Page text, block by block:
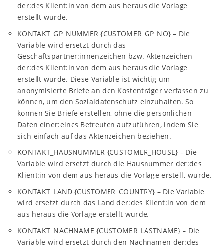
der:des Klient:in von dem aus heraus die Vorlage
erstellt wurde.
KONTAKT_GP_NUMMER {CUSTOMER_GP_NO} – Die
Variable wird ersetzt durch das
Geschäftspartner:innenzeichen bzw. Aktenzeichen
der:des Klient:in von dem aus heraus die Vorlage
erstellt wurde. Diese Variable ist wichtig um
anonymisierte Briefe an den Kostenträger verfassen zu
können, um den Sozialdatenschutz einzuhalten. So
können Sie Briefe erstellen, ohne die persönlichen
Daten einer:eines Betreuten aufzuführen, indem Sie
sich einfach auf das Aktenzeichen beziehen.
KONTAKT_HAUSNUMMER {CUSTOMER_HOUSE} – Die
Variable wird ersetzt durch die Hausnummer der:des
Klient:in von dem aus heraus die Vorlage erstellt wurde.
KONTAKT_LAND {CUSTOMER_COUNTRY} – Die Variable
wird ersetzt durch das Land der:des Klient:in von dem
aus heraus die Vorlage erstellt wurde.
KONTAKT_NACHNAME {CUSTOMER_LASTNAME} – Die
Variable wird ersetzt durch den Nachnamen der:des